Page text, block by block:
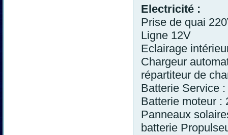
Electricité :
Prise de quai
Ligne 12V
Eclairage
Chargeur
répartiteur de
Batterie Service
Batterie moteur :
Panneaux
batterie